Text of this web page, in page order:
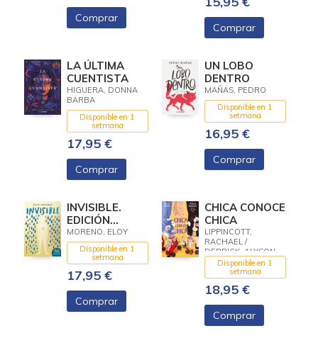
Comprar
Comprar
LA ÚLTIMA
CUENTISTA
HIGUERA, DONNA
BARBA
Disponible en 1
setmana
17,95 €
Comprar
UN LOBO
DENTRO
MAÑAS, PEDRO
Disponible en 1
setmana
16,95 €
Comprar
INVISIBLE.
EDICIÓN
DORADA
LIMITADA
MORENO, ELOY
Disponible en 1
setmana
17,95 €
Comprar
CHICA CONOCE
CHICA
LIPPINCOTT,
RACHAEL /
DERRICK, ALYSON
Disponible en 1
setmana
18,95 €
Comprar